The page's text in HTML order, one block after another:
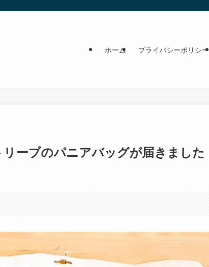
ホーム プライバシーポリシー
ーブのパニアバッグが届きました